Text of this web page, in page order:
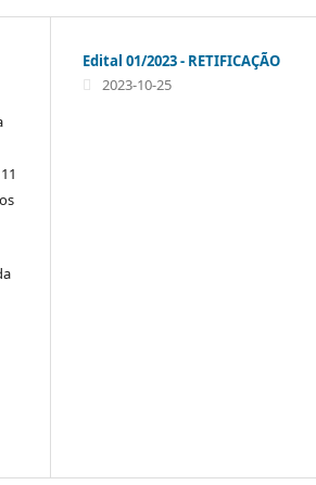
Edital 01/2023 - RETIFICAÇÃO
2023-10-25